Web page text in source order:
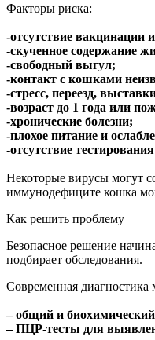
Факторы риска:
-отсутствие вакцинации
-скученное содержание
-свободный выгул;
-контакт с кошками
-стресс, переезд,
-возраст до 1 года или
-хронические болезни;
-плохое питание и
-отсутствие
Некоторые вирусы могут
иммунодефиците кошка
Как решить проблему
Безопасное решение
подбирает обследования.
Современная диагностика
– общий и
– ПЦР-тесты для